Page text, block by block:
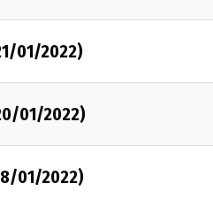
01/2022)
01/2022)
01/2022)